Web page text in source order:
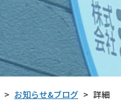
> お知らせ&ブログ > 詳細